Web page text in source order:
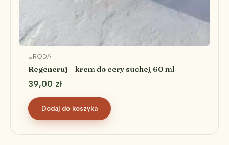
URODA
Regeneruj – krem do cery suchej 60 ml
39,00 zł
Dodaj do koszyka